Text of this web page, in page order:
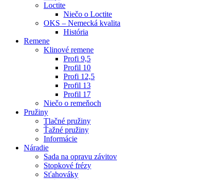
Loctite
Niečo o Loctite
OKS – Nemecká kvalita
História
Remene
Klinové remene
Profi 9,5
Profil 10
Profi 12,5
Profil 13
Profil 17
Niečo o remeňoch
Pružiny
Tlačné pružiny
Ťažné pružiny
Informácie
Náradie
Sada na opravu závitov
Stopkové frézy
Sťahováky